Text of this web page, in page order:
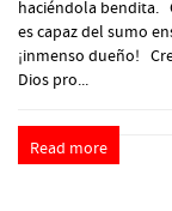
haciéndola bendita.
es capaz del sumo
¡inmenso dueño!
Dios pro...
Read more